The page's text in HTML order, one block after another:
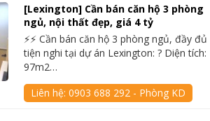
[Lexington] Cần bán căn hộ 3 phòng
ngủ, nội thất đẹp, giá 4 tỷ
⚡⚡ Cần bán căn hộ 3 phòng ngủ, đầy đủ
tiện nghi tại dự án Lexington: ? Diện tích:
97m2…
Liên hệ:0903 688 292 - Phòng KD